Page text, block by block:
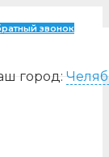
звонок
город: